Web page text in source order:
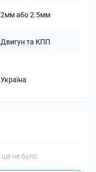
2мм або 2.5мм
Двигун та КПП
Україна
ще не було.